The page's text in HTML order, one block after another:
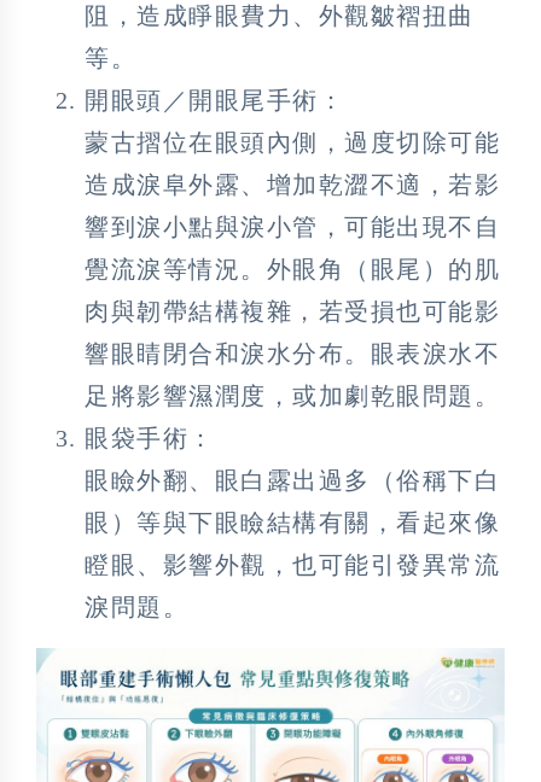
阻，造成睜眼費力、外觀皺褶扭曲
等。
開眼頭／開眼尾手術：
蒙古摺位在眼頭內側，過度切除可能
造成淚阜外露、增加乾澀不適，若影
響到淚小點與淚小管，可能出現不自
覺流淚等情況。外眼角（眼尾）的肌
肉與韌帶結構複雜，若受損也可能影
響眼睛閉合和淚水分布。眼表淚水不
足將影響濕潤度，或加劇乾眼問題。
眼袋手術：
眼瞼外翻、眼白露出過多（俗稱下白
眼）等與下眼瞼結構有關，看起來像
瞪眼、影響外觀，也可能引發異常流
淚問題。